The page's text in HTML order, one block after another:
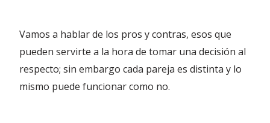
Vamos a hablar de los pros y contras, esos que
pueden servirte a la hora de tomar una decisión al
respecto; sin embargo cada pareja es distinta y lo
mismo puede funcionar como no.